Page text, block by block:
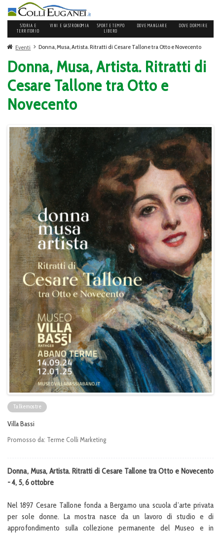
STORIA E
TERRITORIO
VINI E GASTRONOMIA
SPORT E TEMPO
LIBERO
DOVE MANGIARE DOVE DORMIRE
Eventi Donna, Musa, Artista. Ritratti di Cesare Tallone tra Otto e Novecento
Donna, Musa, Artista. Ritratti di
Cesare Tallone tra Otto e
Novecento
Talkemostre
Villa Bassi
Promosso da: Terme Colli Marketing
Donna, Musa, Artista. Ritratti di Cesare Tallone tra Otto e Novecento
- 4, 5, 6 ottobre
Nel 1897 Cesare Tallone fonda a Bergamo una scuola d’arte privata
per sole donne. La mostra nasce da un lavoro di studio e di
approfondimento sulla collezione permanente del Museo e in